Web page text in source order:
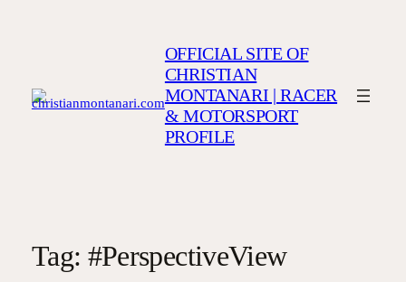
OFFICIAL SITE OF
CHRISTIAN
MONTANARI | RACER
& MOTORSPORT
PROFILE
Tag: #PerspectiveView